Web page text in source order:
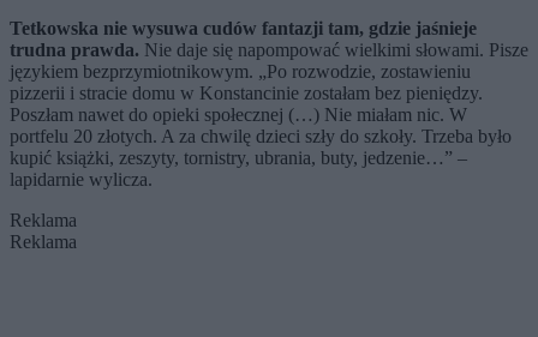
Tetkowska nie wysuwa cudów fantazji tam, gdzie jaśnieje
trudna prawda. Nie daje się napompować wielkimi słowami. Pisze
językiem bezprzymiotnikowym. „Po rozwodzie, zostawieniu
pizzerii i stracie domu w Konstancinie zostałam bez pieniędzy.
Poszłam nawet do opieki społecznej (…) Nie miałam nic. W
portfelu 20 złotych. A za chwilę dzieci szły do szkoły. Trzeba było
kupić książki, zeszyty, tornistry, ubrania, buty, jedzenie…” –
lapidarnie wylicza.
Reklama
Reklama